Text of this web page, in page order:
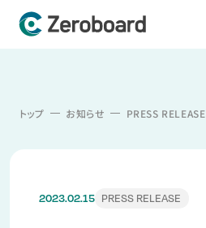
トップ お知らせ PRESS RELEASE
2023.02.15 PRESS RELEASE